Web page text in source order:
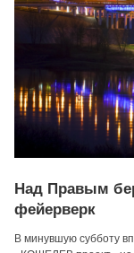
Над Правым
фейерверк
В минувшую субботу